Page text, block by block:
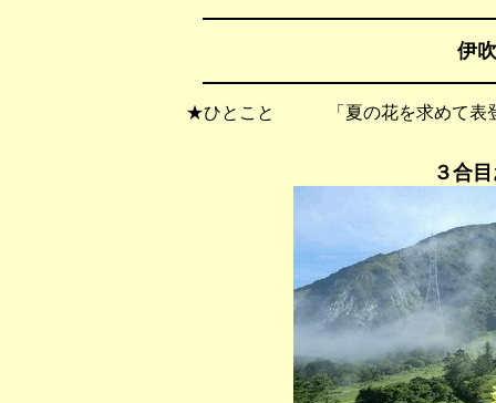
伊
★ひとこと 「夏の花を求めて表登
３合